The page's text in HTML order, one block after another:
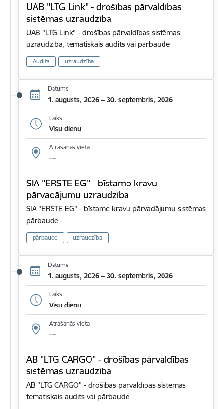
UAB "LTG Link" - drošības pārvaldības
sistēmas uzraudzība
UAB "LTG Link" - drošības pārvaldības sistēmas
uzraudzība, tematiskais audits vai pārbaude
Audits uzraudzība
Datums
1. augusts, 2026 – 30. septembris, 2026
Laiks
Visu dienu
Atrašanās vieta
---
SIA "ERSTE EG" - bīstamo kravu
pārvadājumu uzraudzība
SIA "ERSTE EG" - bīstamo kravu pārvadājumu sistēmas
pārbaude
pārbaude uzraudzība
Datums
1. augusts, 2026 – 30. septembris, 2026
Laiks
Visu dienu
Atrašanās vieta
---
AB "LTG CARGO" - drošības pārvaldības
sistēmas uzraudzība
AB "LTG CARGO" - drošības pārvaldības sistēmas
tematiskais audits vai pārbaude